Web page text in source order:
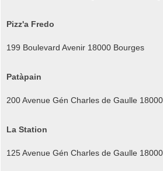
Pizz'a Fredo
199 Boulevard Avenir 18000 Bourges
Patàpain
200 Avenue Gén Charles de Gaulle
La Station
125 Avenue Gén Charles de Gaulle